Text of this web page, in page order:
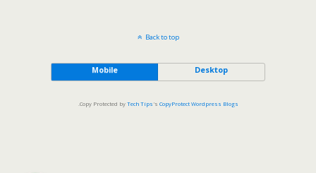
Back to top
Mobile Desktop
Copy Protected by Tech Tips 's CopyProtect Wordpress Blogs
.